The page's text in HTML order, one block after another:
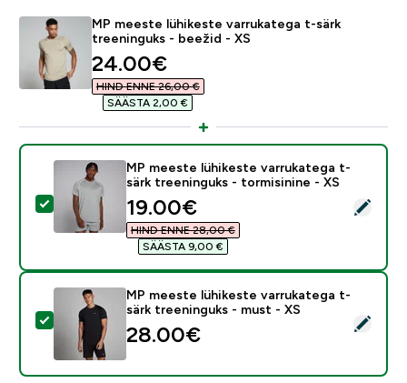
MP meeste lühikeste varrukatega t-särk
treeninguks - beežid - XS
discounted price
24.00€‎
HIND ENNE 26,00 €‎
SÄÄSTA 2,00 €‎
Vali see toode - MP meeste lühikeste varrukatega t-
MP meeste lühikeste varrukatega t-
särk treeninguks - tormisinine - XS
discounted price
19.00€‎
HIND ENNE 28,00 €‎
SÄÄSTA 9,00 €‎
Vali see toode - MP meeste lühikeste varrukatega t-
MP meeste lühikeste varrukatega t-
särk treeninguks - must - XS
28.00€‎